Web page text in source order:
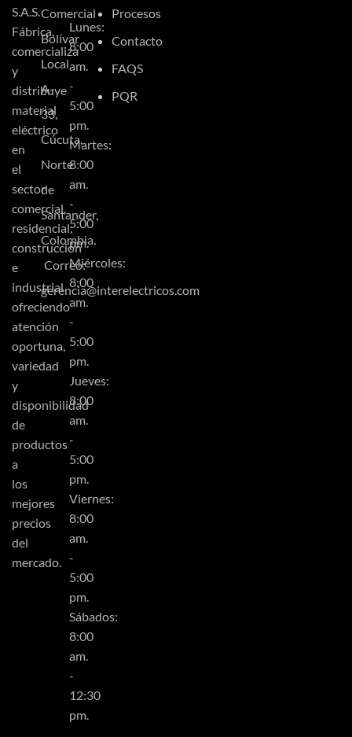
S.A.S.
Fábrica,
comercializa
y
distribuye
material
eléctrico
en
el
sector
comercial,
residencial,
construcción
e
industrial
ofreciendo
atención
oportuna,
variedad
y
disponibilidad
de
productos
a
los
mejores
precios
del
mercado.
Comercial
Bolívar
Local
A-
33,
Cúcuta,
Norte
de
Santander,
Colombia.
Correo:
gerencia@interelectricos.com
Lunes:
8:00
am.
-
5:00
pm.
Martes:
8:00
am.
-
5:00
pm.
Miércoles:
8:00
am.
-
5:00
pm.
Jueves:
8:00
am.
-
5:00
pm.
Viernes:
8:00
am.
-
5:00
pm.
Sábados:
8:00
am.
-
12:30
pm.
Procesos
Contacto
FAQS
PQR